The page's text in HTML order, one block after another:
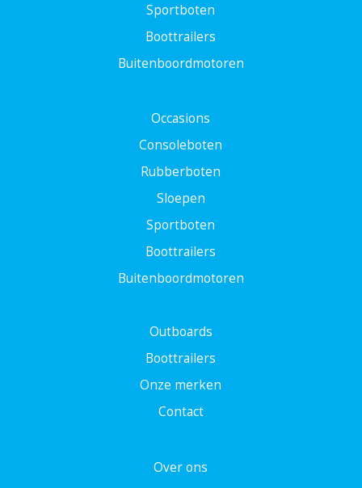
Sportboten
Boottrailers
Buitenboordmotoren
Occasions
Consoleboten
Rubberboten
Sloepen
Sportboten
Boottrailers
Buitenboordmotoren
Outboards
Boottrailers
Onze merken
Contact
Over ons